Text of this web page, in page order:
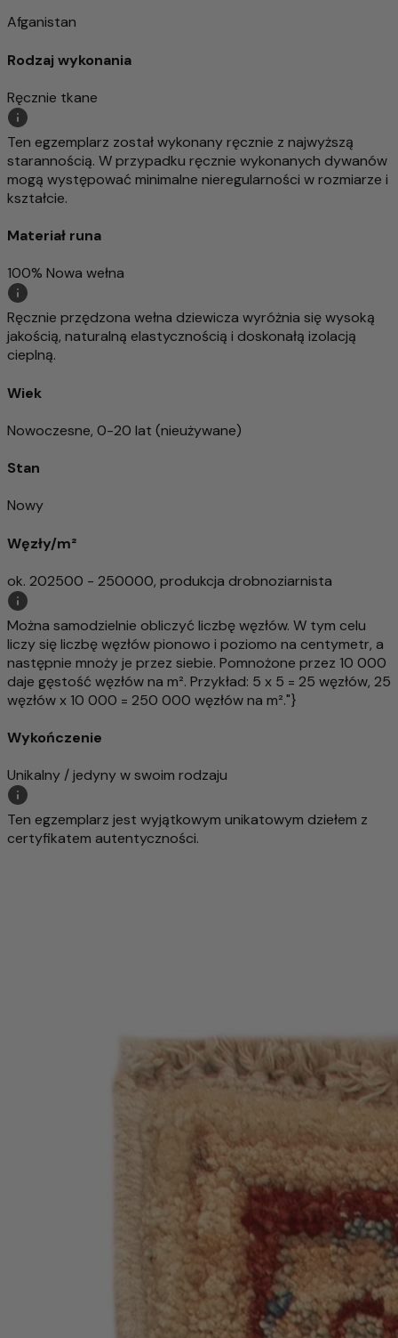
Afganistan
Rodzaj wykonania
Ręcznie tkane
Ten egzemplarz został wykonany ręcznie z najwyższą
starannością. W przypadku ręcznie wykonanych dywanów
mogą występować minimalne nieregularności w rozmiarze i
kształcie.
Materiał runa
100% Nowa wełna
Ręcznie przędzona wełna dziewicza wyróżnia się wysoką
jakością, naturalną elastycznością i doskonałą izolacją
cieplną.
Wiek
Nowoczesne, 0-20 lat (nieużywane)
Stan
Nowy
Węzły/m²
ok. 202500 - 250000, produkcja drobnoziarnista
Można samodzielnie obliczyć liczbę węzłów. W tym celu
liczy się liczbę węzłów pionowo i poziomo na centymetr, a
następnie mnoży je przez siebie. Pomnożone przez 10 000
daje gęstość węzłów na m². Przykład: 5 x 5 = 25 węzłów, 25
węzłów x 10 000 = 250 000 węzłów na m²."}
Wykończenie
Unikalny / jedyny w swoim rodzaju
Ten egzemplarz jest wyjątkowym unikatowym dziełem z
certyfikatem autentyczności.